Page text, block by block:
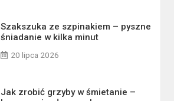
Szakszuka ze szpinakiem – pyszne
śniadanie w kilka minut
20 lipca 2026
Jak zrobić grzyby w śmietanie –